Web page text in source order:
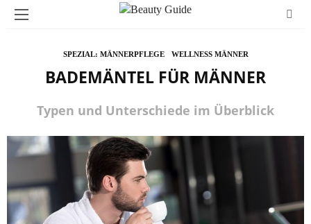
SPEZIAL: MÄNNERPFLEGE WELLNESS MÄNNER
BADEMÄNTEL FÜR MÄNNER
Typen und Unterschiede im Überblick